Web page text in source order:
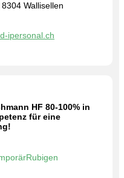
Wallisellen
ipersonal.ch
HF 80-100% in
für eine
Rubigen